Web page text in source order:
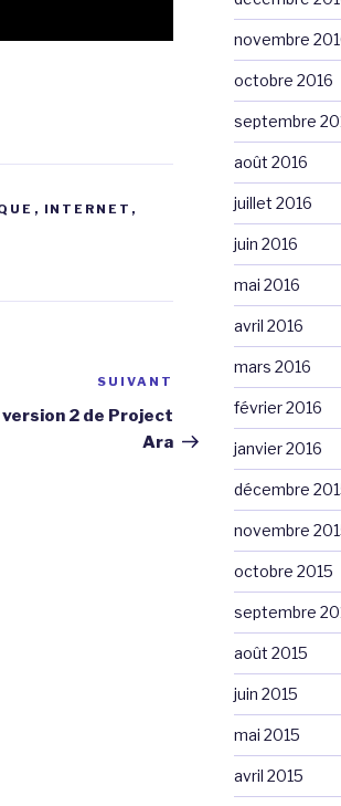
, INTERNET ,
Article
suivant
SUIVANT
version 2 de Project
Ara
novembre
octobre 2016
septembre
août 2016
juillet 2016
juin 2016
mai 2016
avril 2016
mars 2016
février 2016
janvier 2016
décembre
novembre
octobre 2015
septembre
août 2015
juin 2015
mai 2015
avril 2015